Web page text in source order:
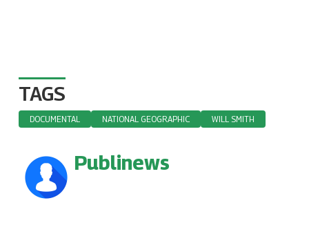
TAGS
DOCUMENTAL NATIONAL GEOGRAPHIC WILL SMITH
Publinews